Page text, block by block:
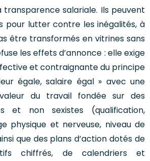
transparence salariale. Ils peuvent
pour lutter contre les inégalités, à
être transformés en vitrines sans
les effets d’annonce : elle exige
et contraignante du principe
égale, salaire égal » avec une
du travail fondée sur des
et non sexistes (qualification,
physique et nerveuse, niveau de
que des plans d’action dotés de
chiffrés, de calendriers et